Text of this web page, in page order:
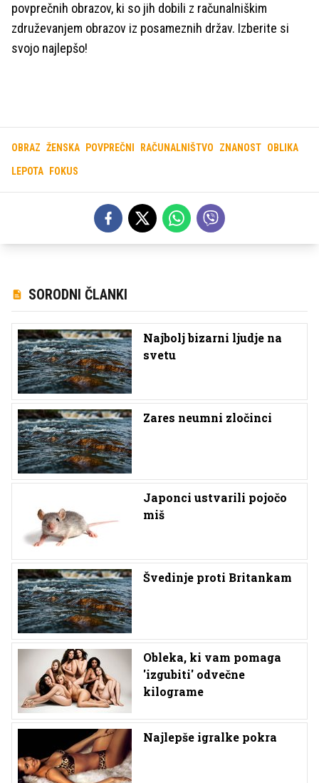
povprečnih obrazov, ki so jih dobili z računalniškim
združevanjem obrazov iz posameznih držav. Izberite si
svojo najlepšo!
OBRAZ ŽENSKA POVPREČNI RAČUNALNIŠTVO ZNANOST OBLIKA
LEPOTA FOKUS
SORODNI ČLANKI
Najbolj bizarni ljudje na
svetu
Zares neumni zločinci
Japonci ustvarili pojočo
miš
Švedinje proti Britankam
Obleka, ki vam pomaga
'izgubiti' odvečne
kilograme
Najlepše igralke pokra